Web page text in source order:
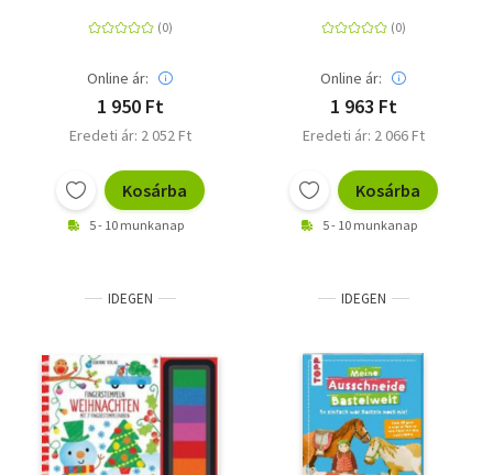
Online ár:
1 950 Ft
Eredeti ár: 2 052 Ft
Kosárba
5 - 10 munkanap
Online ár:
1 963 Ft
Eredeti ár: 2 066 Ft
Kosárba
5 - 10 munkanap
IDEGEN IDEGEN